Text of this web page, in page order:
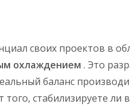
своих проектов в
охлаждением . Это
баланс
того, стабилизируете